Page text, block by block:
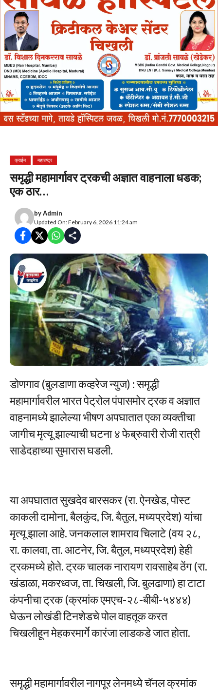
क्राईम महाराष्ट्र
समृद्धी महामार्गावर ट्रकची अज्ञात वाहनाला धडक;
एक ठार…
byAdmin
Updated On: February 6, 2026 11:24 am
डोणगाव (बुलडाणा कव्हरेज न्युज) : समृद्धी
महामार्गावरील भारत पेट्रोल पंपासमोर ट्रक व अज्ञात
वाहनामध्ये झालेल्या भीषण अपघातात एका व्यक्तीचा
जागीच मृत्यू झाल्याची घटना ४ फेब्रुवारी रोजी रात्री
साडेदहाच्या सुमारास घडली.
या अपघातात सुखदेव बारसकर (रा. ऐनखेड, पोस्ट
काकली दामोना, बैलकुंद, जि. बैतुल, मध्यप्रदेश) यांचा
मृत्यू झाला आहे. जनकलाल शामराव चिलाटे (वय २८,
रा. कालवा, ता. आटनेर, जि. बैतुल, मध्यप्रदेश) हेही
ट्रकमध्ये होते. ट्रक चालक नारायण रावसाहेब ठेंग (रा.
खंडाळा, मकरध्वज, ता. चिखली, जि. बुलढाणा) हा टाटा
कंपनीचा ट्रक (क्रमांक एमएच-२८-बीबी-५४४४)
घेऊन लोखंडी टिनशेडचे पोल वाहतूक करत
चिखलीहून मेहकरमार्गे कारंजा लाडकडे जात होता.
समृद्धी महामार्गावरील नागपूर लेनमध्ये चॅनल क्रमांक